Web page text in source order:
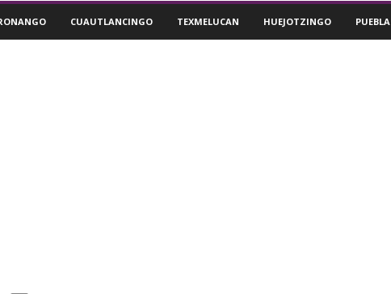
CUAUTLANCINGO TEXMELUCAN HUEJOTZINGO PUEBLA